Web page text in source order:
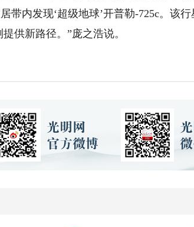
带内发现‘超级地球’开普勒-725c。该
供新路径。”庞之浩说。